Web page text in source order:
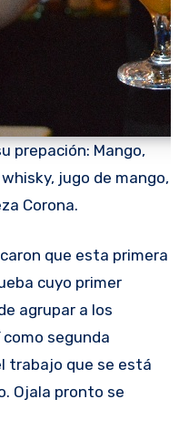
prepación: Mango,
jugo de mango,
Corona.
que esta primera
cuyo primer
agrupar a los
segunda
trabajo que se está
Ojala pronto se